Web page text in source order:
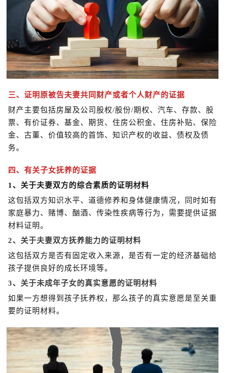
三、证明原被告夫妻共同财产或者个人财产的证据
财产主要包括房屋及公司股权/股份/期权、汽车、存款、股
票、有价证券、基金、期货、住房公积金、住房补贴、保险
金、古董、价值较高的首饰、知识产权的收益、债权及债
务。
四、有关子女抚养的证据
1、关于夫妻双方的综合素质的证明材料
这包括双方知识水平、道德修养和身体健康情况，同时如有
家庭暴力、赌博、酗酒、传染性疾病等行为，需要提供证据
材料证明。
2、关于夫妻双方抚养能力的证明材料
这包括双方是否有固定收入来源，是否有一定的经济基础给
孩子提供良好的成长环境等。
3、关于未成年子女的真实意愿的证明材料
如果一方想得到孩子抚养权，那么孩子的真实意愿是至关重
要的证明材料。